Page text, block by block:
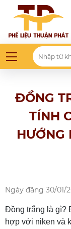
ĐỒNG
TÍNH
HƯỚNG
Ngày đăng 30/01/
Đồng trắng là gì?
hợp với niken và